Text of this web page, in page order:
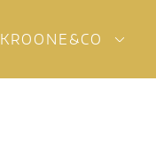
KROONE&CO